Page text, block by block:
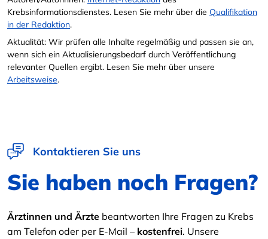
Krebsinformationsdienstes. Lesen Sie mehr über die Qualifikation
in der Redaktion.
Aktualität: Wir prüfen alle Inhalte regelmäßig und passen sie an,
wenn sich ein Aktualisierungsbedarf durch Veröffentlichung
relevanter Quellen ergibt. Lesen Sie mehr über unsere
Arbeitsweise.
Kontaktieren Sie uns
Sie haben noch Fragen?
Ärztinnen und Ärzte beantworten Ihre Fragen zu Krebs
am Telefon oder per E-Mail – kostenfrei. Unsere